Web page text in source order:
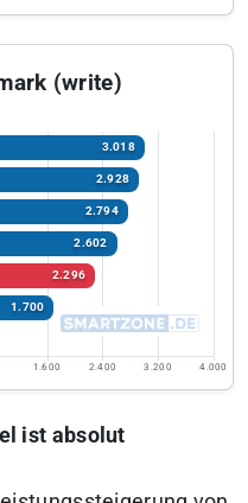
(write)
3.018
2.928
2.794
2.602
2.296
1.700
1.600 2.400 3.200 4.000
ist absolut